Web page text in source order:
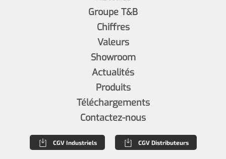
Groupe T&B
Chiffres
Valeurs
Showroom
Actualités
Produits
Téléchargements
Contactez-nous
CGV Industriels CGV Distributeurs